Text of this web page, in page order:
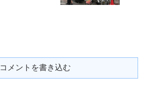
コメントを書き込む